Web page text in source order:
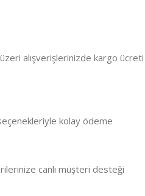
alışverişlerinizde kargo ücreti
kolay ödeme
canlı müşteri desteği